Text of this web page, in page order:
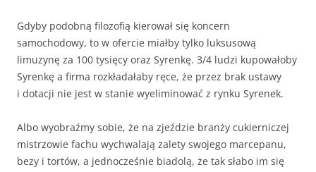
Gdyby podobną filozofią kierował się koncern
samochodowy, to w ofercie miałby tylko luksusową
limuzynę za 100 tysięcy oraz Syrenkę. 3/4 ludzi kupowałoby
Syrenkę a firma rozkładałaby ręce, że przez brak ustawy
i dotacji nie jest w stanie wyeliminować z rynku Syrenek.
Albo wyobraźmy sobie, że na zjeździe branży cukierniczej
mistrzowie fachu wychwalają zalety swojego marcepanu,
bezy i tortów, a jednocześnie biadolą, że tak słabo im się